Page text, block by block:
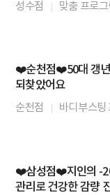
성수점 맞춤 프로그
❤️순천점❤️50대 갱년
되찾았어요
순천점 바디부스팅
❤️삼성점❤️지인의 -
관리로 건강한 감량